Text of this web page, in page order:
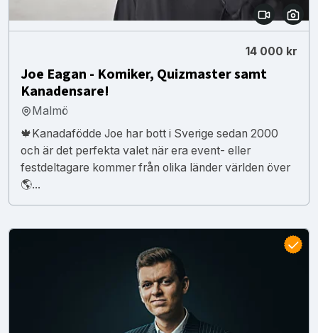
14 000 kr
Joe Eagan - Komiker, Quizmaster samt
Kanadensare!
Malmö
🍁Kanadafödde Joe har bott i Sverige sedan 2000
och är det perfekta valet när era event- eller
festdeltagare kommer från olika länder världen över
🌎...